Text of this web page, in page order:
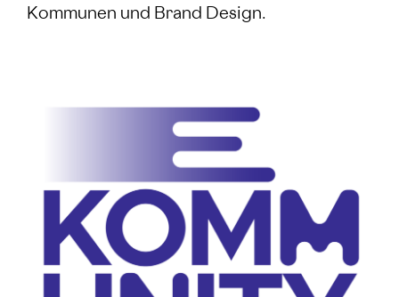
Kommunen und Brand Design.